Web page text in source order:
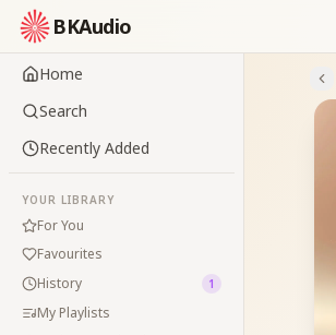
BKAudio
Home
Search
Recently Added
YOUR LIBRARY
For You
Favourites
History
1
My Playlists